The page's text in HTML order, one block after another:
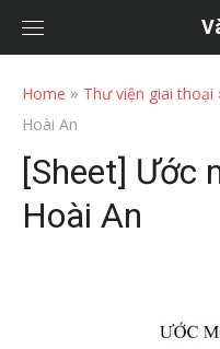
Home » Thư viện giai thoại
Hoài An
[Sheet] Ước
Hoài An